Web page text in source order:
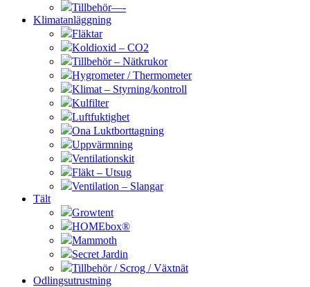
Tillbehör—-
Klimatanläggning
Fläktar
Koldioxid – CO2
Tillbehör – Nätkrukor
Hygrometer / Thermometer
Klimat – Styrning/kontroll
Kulfilter
Luftfuktighet
Ona Luktborttagning
Uppvärmning
Ventilationskit
Fläkt – Utsug
Ventilation – Slangar
Tält
Growtent
HOMEbox®
Mammoth
Secret Jardin
Tillbehör / Scrog / Växtnät
Odlingsutrustning